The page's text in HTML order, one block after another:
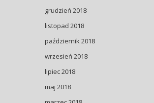
grudzień 2018
listopad 2018
październik 2018
wrzesień 2018
lipiec 2018
maj 2018